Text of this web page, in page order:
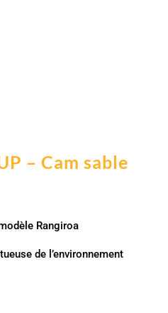
– Cam sable
Rangiroa
de l’environnement